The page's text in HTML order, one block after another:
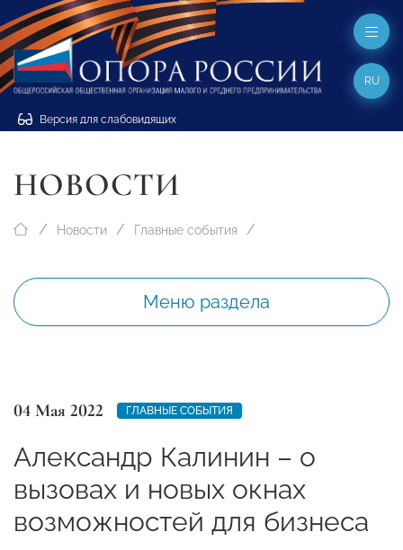
Версия для слабовидящих
RU
НОВОСТИ
Новости Главные события
Меню раздела
04 Мая 2022 ГЛАВНЫЕ СОБЫТИЯ
Александр Калинин – о
вызовах и новых окнах
возможностей для бизнеса